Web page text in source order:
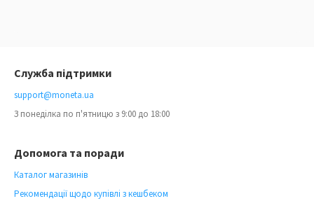
Допомога та поради
Каталог магазинів
Рекомендації щодо купівлі з кешбеком
Служба підтримки
support@moneta.ua
З понеділка по п'ятницю з 9:00 до 18:00